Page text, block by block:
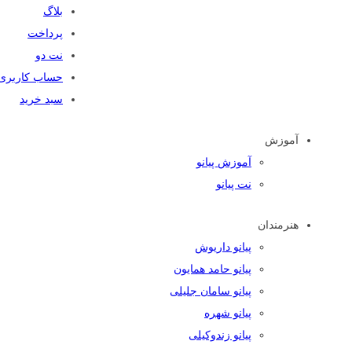
بلاگ
پرداخت
نت دو
حساب
سبد خرید
آموزش
آموزش پیانو
نت پیانو
هنرمندان
پیانو داریوش
پیانو حامد همایون
پیانو سامان جلیلی
پیانو شهره
پیانو زندوکیلی